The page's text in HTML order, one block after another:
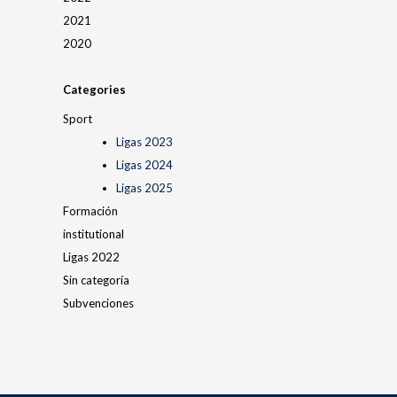
2021
2020
Categories
Sport
Ligas 2023
Ligas 2024
Ligas 2025
Formación
institutional
Ligas 2022
Sin categoría
Subvenciones